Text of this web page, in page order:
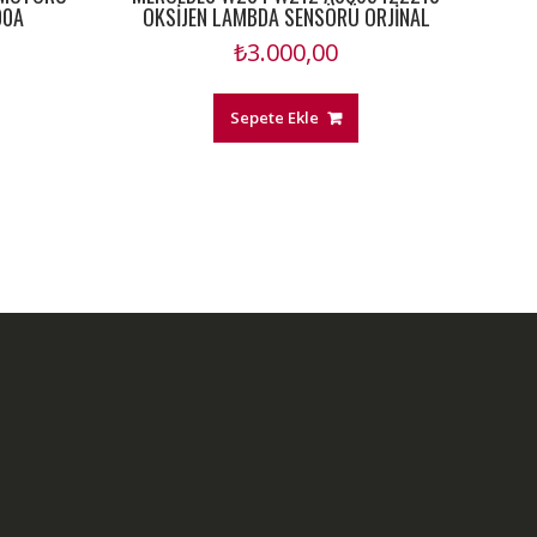
OKSİJEN LAMBDA SENSÖRÜ ORJİNAL
₺3.000,00
Sepete Ekle